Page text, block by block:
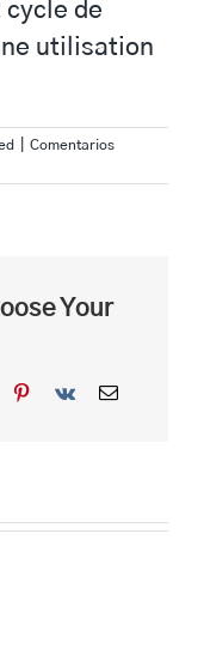
de
utilisation
Comentarios
Your
Pinterest
Vk
Correo